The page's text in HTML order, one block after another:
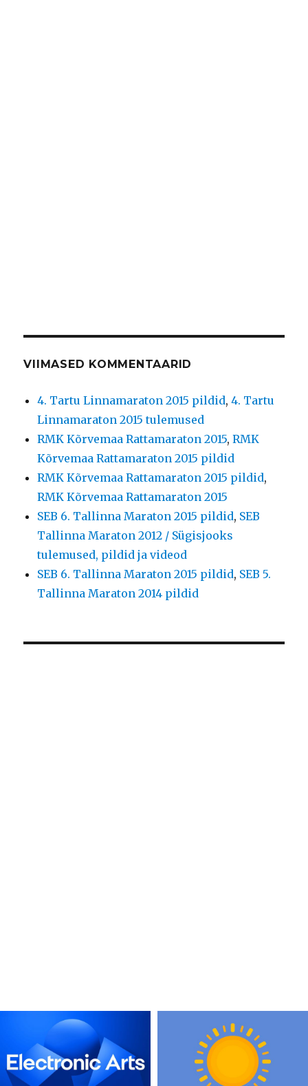
VIIMASED KOMMENTAARID
4. Tartu Linnamaraton 2015 pildid,4. Tartu
Linnamaraton 2015 tulemused
RMK Kõrvemaa Rattamaraton 2015,RMK
Kõrvemaa Rattamaraton 2015 pildid
RMK Kõrvemaa Rattamaraton 2015 pildid,
RMK Kõrvemaa Rattamaraton 2015
SEB 6. Tallinna Maraton 2015 pildid, SEB
Tallinna Maraton 2012 / Sügisjooks
tulemused, pildid ja videod
SEB 6. Tallinna Maraton 2015 pildid, SEB 5.
Tallinna Maraton 2014 pildid